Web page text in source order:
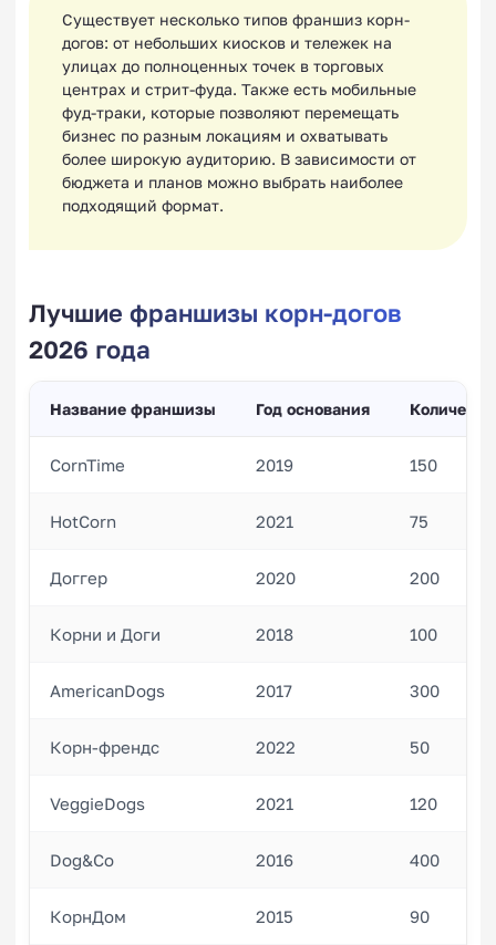
Существует несколько типов франшиз корн-
догов: от небольших киосков и тележек на
улицах до полноценных точек в торговых
центрах и стрит-фуда. Также есть мобильные
фуд-траки, которые позволяют перемещать
бизнес по разным локациям и охватывать
более широкую аудиторию. В зависимости от
бюджета и планов можно выбрать наиболее
подходящий формат.
Лучшие франшизы корн-догов
2026 года
Название франшизы Год основания
CornTime 2019 150
HotCorn 2021 75
Доггер 2020 200
Корни и Доги 2018 100
AmericanDogs 2017 300
Корн-френдс 2022 50
VeggieDogs 2021 120
Dog&Co 2016 400
КорнДом 2015 90